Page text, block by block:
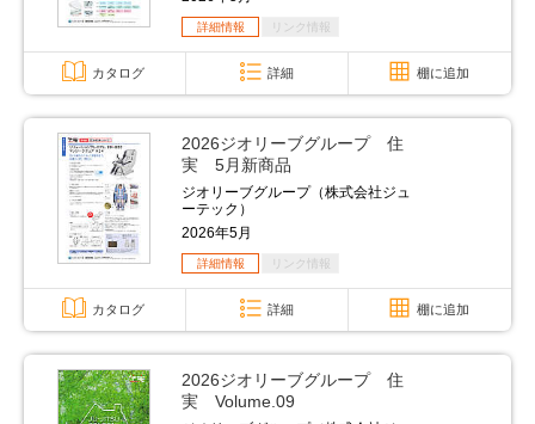
詳細情報 リンク情報
カタログ 詳細 棚に追加
2026ジオリーブグループ 住
実 5月新商品
ジオリーブグループ（株式会社ジュ
ーテック）
2026年5月
詳細情報 リンク情報
カタログ 詳細 棚に追加
2026ジオリーブグループ 住
実 Volume.09